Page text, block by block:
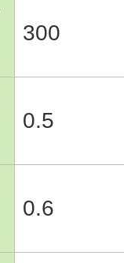
300
0.5
0.6